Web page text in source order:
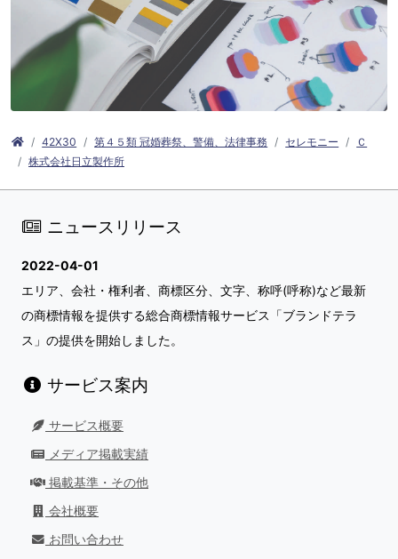
42X30 第４５類 冠婚葬祭、警備、法律事務 セレモニー
Ｃ
株式会社日立製作所
ニュースリリース
2022-04-01
エリア、会社・権利者、商標区分、文字、称呼(呼称)など最新
の商標情報を提供する総合商標情報サービス「ブランドテラ
ス」の提供を開始しました。
サービス案内
サービス概要
メディア掲載実績
掲載基準・その他
会社概要
お問い合わせ